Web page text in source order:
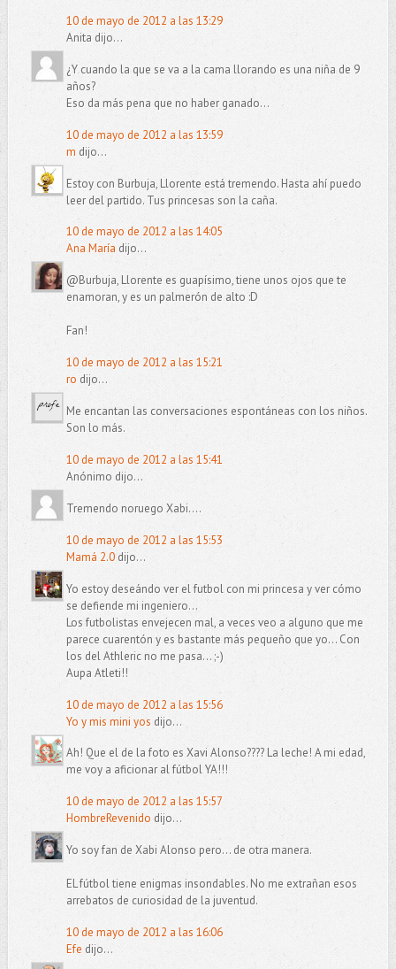
10 de mayo de 2012 a las 13:29
Anita dijo...
¿Y cuando la que se va a la cama llorando es una niña de 9
años?
Eso da más pena que no haber ganado...
10 de mayo de 2012 a las 13:59
m dijo...
Estoy con Burbuja, Llorente está tremendo. Hasta ahí puedo
leer del partido. Tus princesas son la caña.
10 de mayo de 2012 a las 14:05
Ana María dijo...
@Burbuja, Llorente es guapísimo, tiene unos ojos que te
enamoran, y es un palmerón de alto :D
Fan!
10 de mayo de 2012 a las 15:21
ro dijo...
Me encantan las conversaciones espontáneas con los niños.
Son lo más.
10 de mayo de 2012 a las 15:41
Anónimo dijo...
Tremendo noruego Xabi....
10 de mayo de 2012 a las 15:53
Mamá 2.0dijo...
Yo estoy deseándo ver el futbol con mi princesa y ver cómo
se defiende mi ingeniero...
Los futbolistas envejecen mal, a veces veo a alguno que me
parece cuarentón y es bastante más pequeño que yo... Con
los del Athleric no me pasa... ;-)
Aupa Atleti!!
10 de mayo de 2012 a las 15:56
Yo y mis mini yos dijo...
Ah! Que el de la foto es Xavi Alonso???? La leche! A mi edad,
me voy a aficionar al fútbol YA!!!
10 de mayo de 2012 a las 15:57
HombreRevenido dijo...
Yo soy fan de Xabi Alonso pero... de otra manera.
EL fútbol tiene enigmas insondables. No me extrañan esos
arrebatos de curiosidad de la juventud.
10 de mayo de 2012 a las 16:06
Efe dijo...